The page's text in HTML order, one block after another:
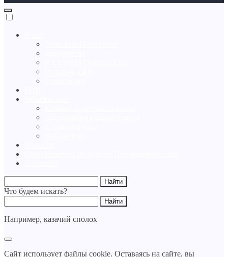
Что будем искать?
Например, казачий сполох
Сайт использует файлы cookie. Оставаясь на сайте, вы